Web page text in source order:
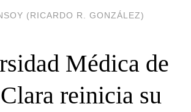
(RICARDO R. GONZÁLEZ)
Médica de
reinicia su